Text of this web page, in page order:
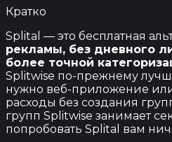
Кратко
Splital — это бесплатная
рекламы, без дневного
более точной
Splitwise по-прежнему
нужно веб-приложение
расходы без создания
групп Splitwise занимает
попробовать Splital вам